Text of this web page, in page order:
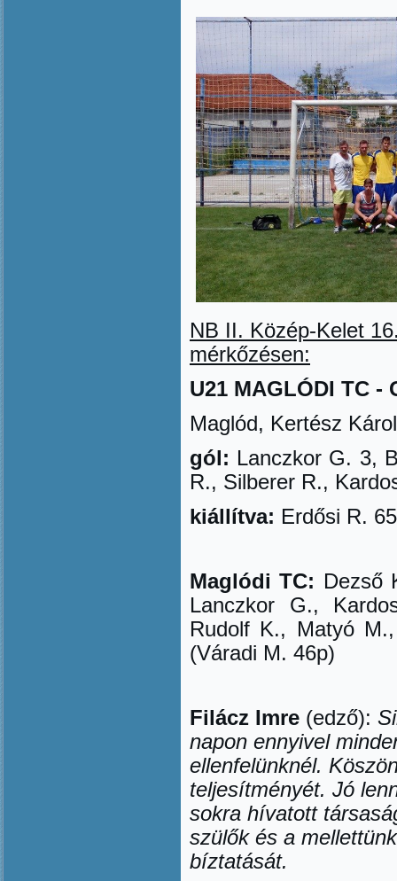
NB II. Közép-Kelet
mérkőzésen:
U21 MAGLÓDI TC -
Maglód, Kertész
gól: Lanczkor G. 3,
R., Silberer R.,
kiállítva: Erdősi R.
Maglódi TC: Dezső
Lanczkor G.,
Rudolf K., Matyó
(Váradi M. 46p)
Filácz Imre (edző):
napon ennyivel
ellenfelünknél.
teljesítményét. Jó
sokra hívatott
szülők és a
bíztatását.